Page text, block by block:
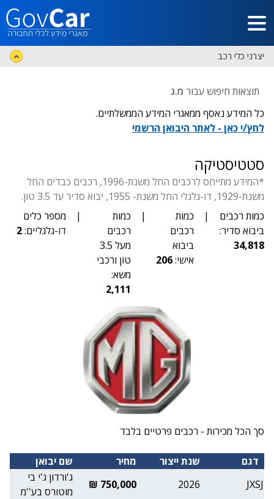
דלג לתוכן הראשי
יצרני כלי רכב
תוצאות חיפוש עבור מ.ג
כל המידע נאסף ממאגרי המידע הממשלתיים.
לחץ/י כאן - לאתר היבואן הרשמי
סטטיסטיקה
*המידע מתייחס לרכבים החל משנת-1996, רכבים כבדים החל
משנת-1929, דו-גלגלי החל משנת- 1955, יבוא סדיר עד 3.5 טון.
כמות רכבים
ביבוא סדיר:
34,818
|
כמות
רכבים
ביבוא
אישי:206
|
כמות
רכבים
מעל 3.5
טון ורכבי
משא:
2,111
|
מספר כלים
דו-גלגליים:2
סך הכל מכירות - רכבים פרטיים בלבד
דגם שנת ייצור מחיר
שם יבואן
JXSJ
2026
750,000 ₪
ג'ורדון ג'י בי
מוטורס בע''מ